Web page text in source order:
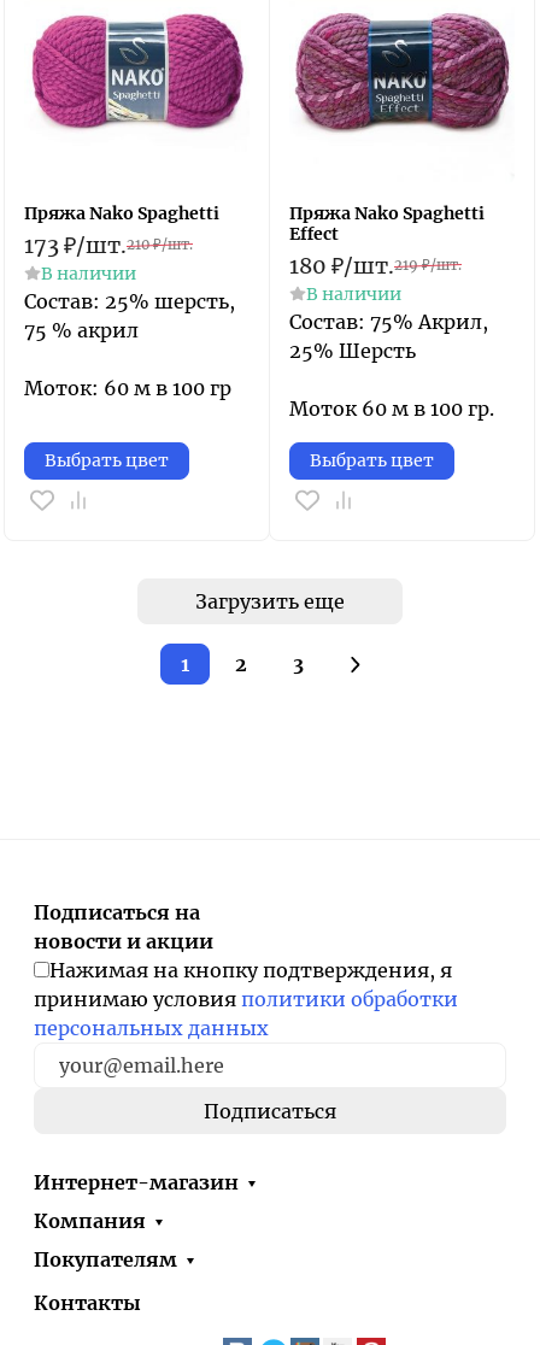
Пряжа Nako Spaghetti
173₽/шт.210 ₽/шт.
В наличии
Состав: 25% шерсть,
75 % акрил
Моток: 60 м в 100 гр
Выбрать цвет
Пряжа Nako Spaghetti
Effect
180 ₽/шт.219 ₽/шт.
В наличии
Состав: 75% Акрил,
25% Шерсть
Моток 60 м в 100 гр.
Выбрать цвет
Загрузить еще
1 2 3
Подписаться на
новости и акции
Нажимая на кнопку подтверждения, я
принимаю условия политики обработки
персональных данных
Интернет-магазин
Компания
Покупателям
Контакты